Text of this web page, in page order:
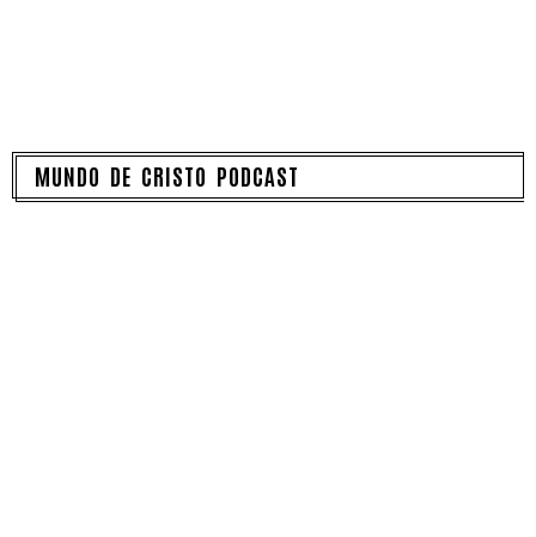
MUNDO DE CRISTO PODCAST